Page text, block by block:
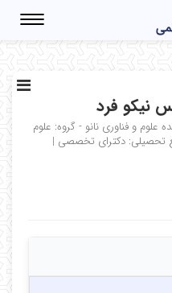
نیکو فرد
علوم و فناوری نانو - گروه: علوم
تحصیلی: دکترای تخصصی |